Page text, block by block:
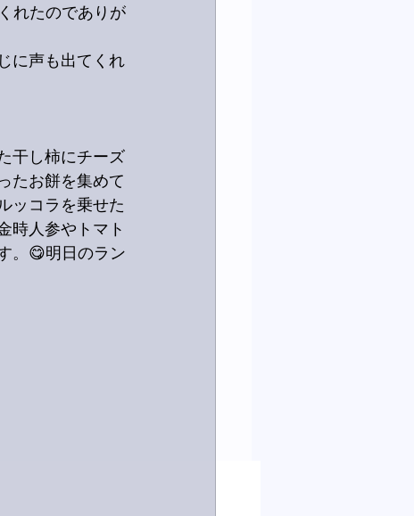
れたのでありが
に声も出てくれ
干し柿にチーズ
たお餅を集めて
ッコラを乗せた
時人参やトマト
。😋明日のラン